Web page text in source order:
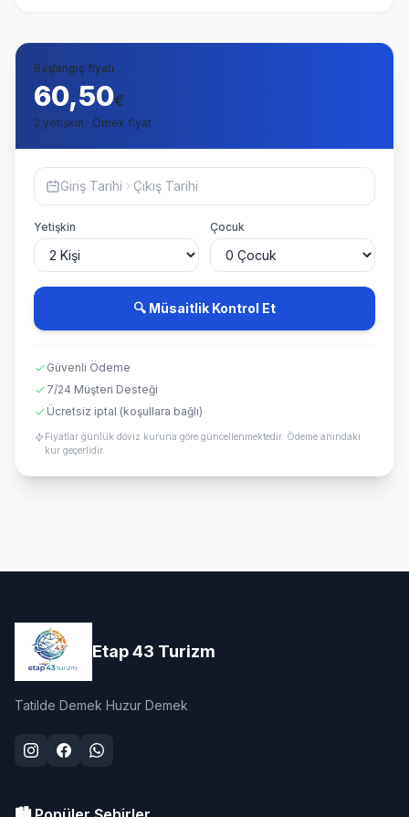
Başlangıç fiyatı
60,50€
2 yetişkin · Örnek fiyat
Giriş Tarihi Çıkış Tarihi
Yetişkin Çocuk
🔍 Müsaitlik Kontrol Et
Güvenli Ödeme
7/24 Müşteri Desteği
Ücretsiz iptal (koşullara bağlı)
Fiyatlar günlük döviz kuruna göre güncellenmektedir. Ödeme anındaki
kur geçerlidir.
Etap 43 Turizm
Tatilde Demek Huzur Demek